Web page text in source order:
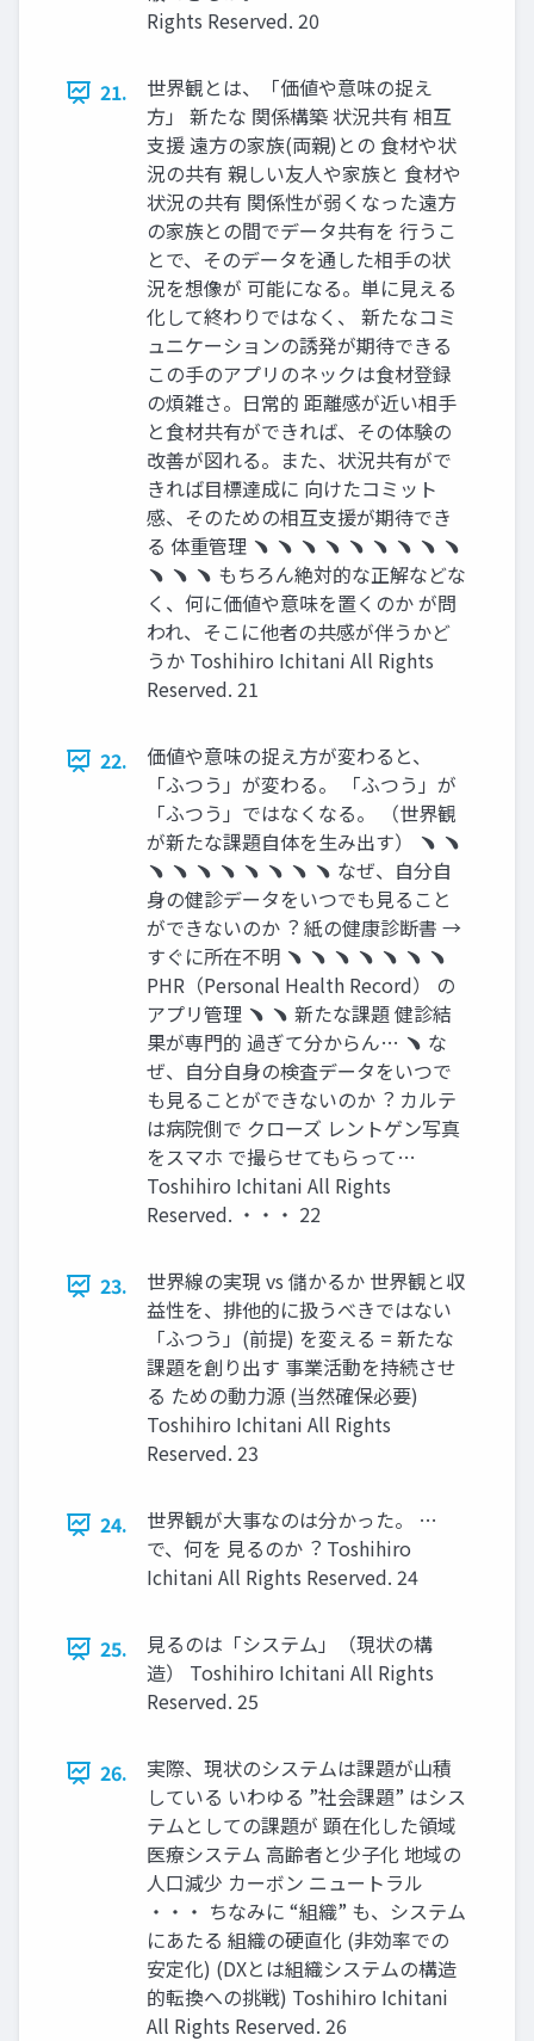
Rights Reserved. 20
21.
世界観とは、「価値や意味の捉え
⽅」 新たな 関係構築 状況共有 相互
⽀援 遠⽅の家族(両親)との ⾷材や状
況の共有 親しい友⼈や家族と ⾷材や
状況の共有 関係性が弱くなった遠⽅
の家族との間でデータ共有を ⾏うこ
とで、そのデータを通した相⼿の状
況を想像が 可能になる。単に⾒える
化して終わりではなく、 新たなコミ
ュニケーションの誘発が期待できる
この⼿のアプリのネックは⾷材登録
の煩雑さ。⽇常的 距離感が近い相⼿
と⾷材共有ができれば、その体験の
改善が図れる。また、状況共有がで
きれば⽬標達成に 向けたコミット
感、そのための相互⽀援が期待でき
る 体重管理 ﹅ ﹅ ﹅ ﹅ ﹅ ﹅ ﹅ ﹅ ﹅
﹅ ﹅ ﹅ もちろん絶対的な正解などな
く、何に価値や意味を置くのか が問
われ、そこに他者の共感が伴うかど
うか Toshihiro Ichitani All Rights
Reserved. 21
22.
価値や意味の捉え⽅が変わると、
「ふつう」が変わる。 「ふつう」が
「ふつう」ではなくなる。 （世界観
が新たな課題⾃体を⽣み出す） ﹅ ﹅
﹅ ﹅ ﹅ ﹅ ﹅ ﹅ ﹅ ﹅ なぜ、⾃分⾃
⾝の健診データをいつでも⾒ること
ができないのか︖ 紙の健康診断書 →
すぐに所在不明 ﹅ ﹅ ﹅ ﹅ ﹅ ﹅ ﹅
PHR（Personal Health Record） の
アプリ管理 ﹅ ﹅ 新たな課題 健診結
果が専⾨的 過ぎて分からん… ﹅ な
ぜ、⾃分⾃⾝の検査データをいつで
も⾒ることができないのか︖ カルテ
は病院側で クローズ レントゲン写真
をスマホ で撮らせてもらって…
Toshihiro Ichitani All Rights
Reserved. ・・・ 22
23.
世界線の実現 vs 儲かるか 世界観と収
益性を、排他的に扱うべきではない
「ふつう」(前提) を変える = 新たな
課題を創り出す 事業活動を持続させ
る ための動⼒源 (当然確保必要)
Toshihiro Ichitani All Rights
Reserved. 23
24.
世界観が⼤事なのは分かった。 …
で、何を ⾒るのか︖ Toshihiro
Ichitani All Rights Reserved. 24
25.
⾒るのは「システム」（現状の構
造） Toshihiro Ichitani All Rights
Reserved. 25
26.
実際、現状のシステムは課題が⼭積
している いわゆる ”社会課題” はシス
テムとしての課題が 顕在化した領域
医療システム ⾼齢者と少⼦化 地域の
⼈⼝減少 カーボン ニュートラル
・・・ ちなみに “組織” も、システム
にあたる 組織の硬直化 (⾮効率での
安定化) (DXとは組織システムの構造
的転換への挑戦) Toshihiro Ichitani
All Rights Reserved. 26